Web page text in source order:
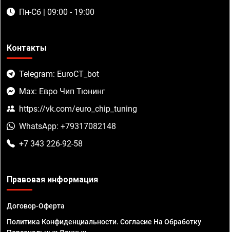
Пн-Сб | 09:00 - 19:00
Контакты
Telegram: EuroCT_bot
Max: Евро Чип Тюнинг
https://vk.com/euro_chip_tuning
WhatsApp: +79317082148
+7 343 226-92-58
Правовая информация
Договор-Оферта
Политика Конфиденциальности. Согласие На Обработку